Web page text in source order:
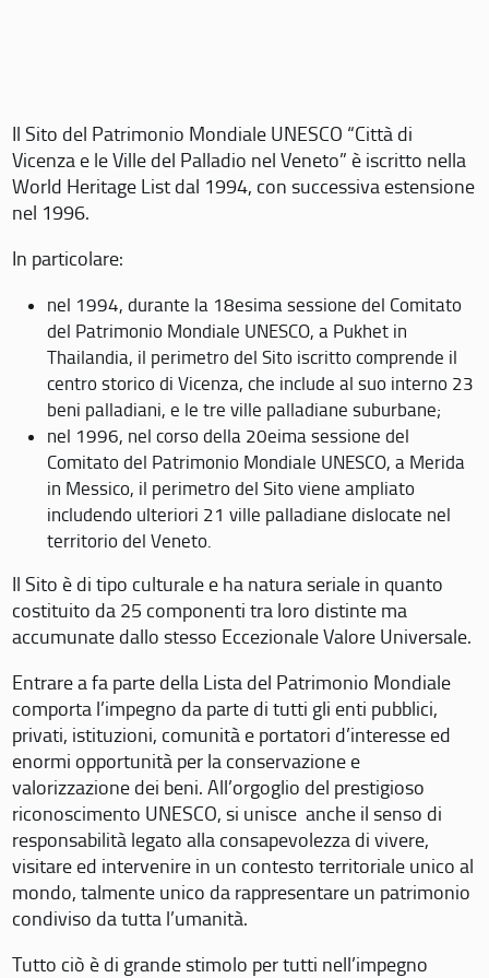
Il Sito del Patrimonio Mondiale UNESCO “Città di
Vicenza e le Ville del Palladio nel Veneto” è iscritto nella
World Heritage List dal 1994, con successiva estensione
nel 1996.
In particolare:
nel 1994, durante la 18esima sessione del Comitato
del Patrimonio Mondiale UNESCO, a Pukhet in
Thailandia, il perimetro del Sito iscritto comprende il
centro storico di Vicenza, che include al suo interno 23
beni palladiani, e le tre ville palladiane suburbane;
nel 1996, nel corso della 20eima sessione del
Comitato del Patrimonio Mondiale UNESCO, a Merida
in Messico, il perimetro del Sito viene ampliato
includendo ulteriori 21 ville palladiane dislocate nel
territorio del Veneto.
Il Sito è di tipo culturale e ha natura seriale in quanto
costituito da 25 componenti tra loro distinte ma
accumunate dallo stesso Eccezionale Valore Universale.
Entrare a fa parte della Lista del Patrimonio Mondiale
comporta l’impegno da parte di tutti gli enti pubblici,
privati, istituzioni, comunità e portatori d’interesse ed
enormi opportunità per la conservazione e
valorizzazione dei beni. All’orgoglio del prestigioso
riconoscimento UNESCO, si unisce anche il senso di
responsabilità legato alla consapevolezza di vivere,
visitare ed intervenire in un contesto territoriale unico al
mondo, talmente unico da rappresentare un patrimonio
condiviso da tutta l’umanità.
Tutto ciò è di grande stimolo per tutti nell’impegno